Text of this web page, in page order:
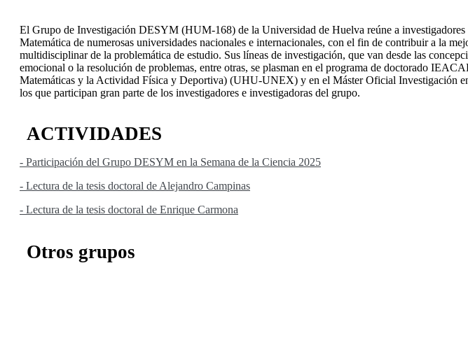
El Grupo de Investigación DESYM (HUM-168) de la Universidad de Huelva reúne a
Matemática de numerosas universidades nacionales e internacionales, con el fin de contribuir a la
multidisciplinar de la problemática de estudio. Sus líneas de investigación, que van desde las
emocional o la resolución de problemas, entre otras, se plasman en el programa de doctorado
Matemáticas y la Actividad Física y Deportiva) (UHU-UNEX) y en el Máster Oficial Investigación
los que participan gran parte de los investigadores e investigadoras del grupo.
ACTIVIDADES
- Participación del Grupo DESYM en la Semana de la Ciencia 2025
- Lectura de la tesis doctoral de Alejandro Campinas
- Lectura de la tesis doctoral de Enrique Carmona
Otros grupos